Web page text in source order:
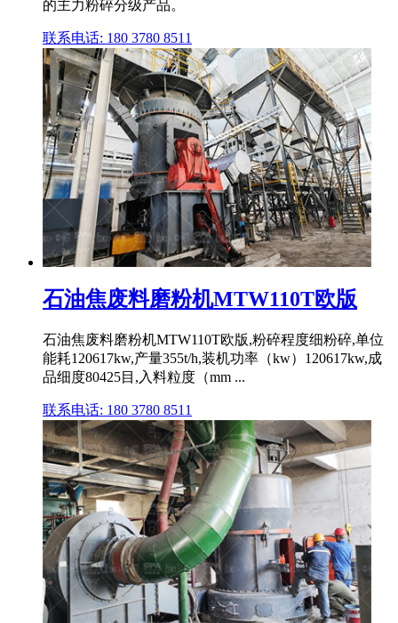
的主力粉碎分级产品。
联系电话: 180 3780 8511
石油焦废料磨粉机MTW110T欧版
石油焦废料磨粉机MTW110T欧版,粉碎程度细粉碎,单位
能耗120617kw,产量355t/h,装机功率（kw）120617kw,成
品细度80425目,入料粒度（mm ...
联系电话: 180 3780 8511